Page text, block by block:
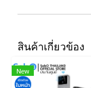
สินค้าเกี่ยวข้อง
New